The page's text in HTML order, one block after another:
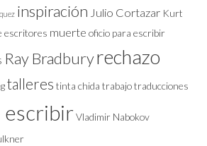
inspiración Julio Cortazar Kurt
escritores muerte oficio para escribir
Ray Bradburyrechazo
talleres tinta chida trabajotraducciones
escribirVladimir Nabokov